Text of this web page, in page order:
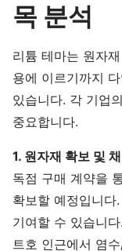
목 분석
리튬 테마는 원자
용에 이르기까지
있습니다. 각 기업
중요합니다.
1. 원자재 확보 및
독점 구매 계약을
확보할 예정입니다
기여할 수 있습니
트호 인근에서 염